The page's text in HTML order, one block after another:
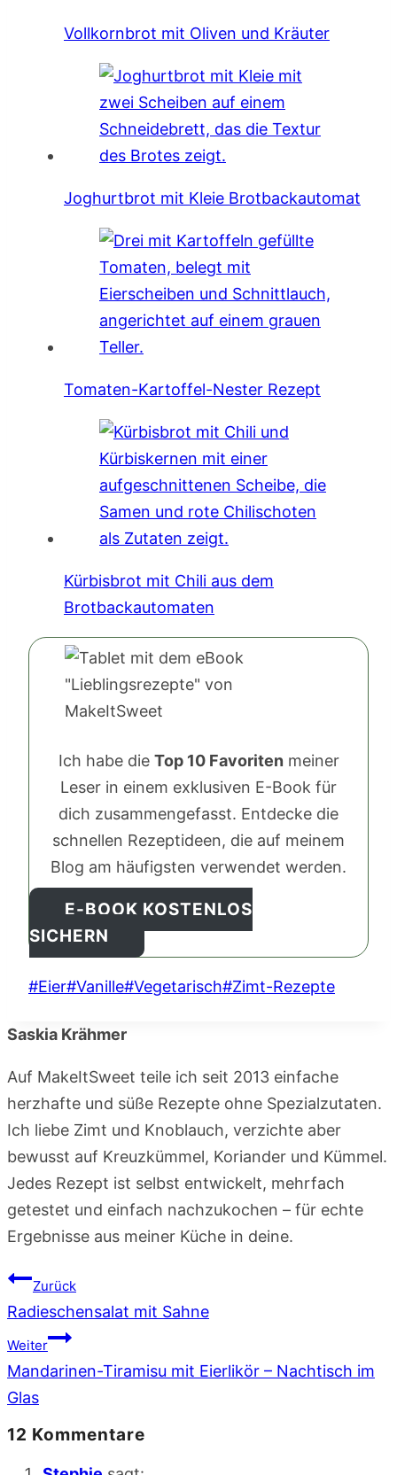
Vollkornbrot mit Oliven und Kräuter
Joghurtbrot mit Kleie Brotbackautomat
Tomaten-Kartoffel-Nester Rezept
Kürbisbrot mit Chili aus dem
Brotbackautomaten
Ich habe die Top 10 Favoriten meiner
Leser in einem exklusiven E-Book für
dich zusammengefasst. Entdecke die
schnellen Rezeptideen, die auf meinem
Blog am häufigsten verwendet werden.
E-BOOK KOSTENLOS
SICHERN
Schlagworte:
#Eier#Vanille#Vegetarisch#Zimt-Rezepte
Saskia Krähmer
Auf MakeItSweet teile ich seit 2013 einfache
herzhafte und süße Rezepte ohne Spezialzutaten.
Ich liebe Zimt und Knoblauch, verzichte aber
bewusst auf Kreuzkümmel, Koriander und Kümmel.
Jedes Rezept ist selbst entwickelt, mehrfach
getestet und einfach nachzukochen – für echte
Ergebnisse aus meiner Küche in deine.
Beitragsnavigation
Zurück
Radieschensalat mit Sahne
Weiter
Mandarinen-Tiramisu mit Eierlikör – Nachtisch im
Glas
12 Kommentare